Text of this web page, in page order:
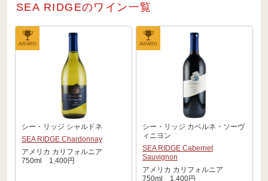
SEA RIDGEのワイン一覧
AWARD
シー・リッジ シャルドネ
SEA RIDGE Chardonnay
アメリカ カリフォルニア
750ml 1,400円
AWARD
シー・リッジ カベルネ・ソーヴ
ィニヨン
SEA RIDGE Cabernet
Sauvignon
アメリカ カリフォルニア
750ml 1,400円